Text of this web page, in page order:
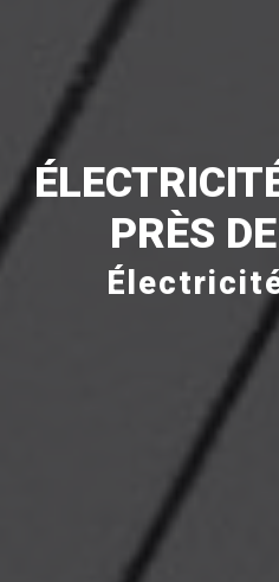
PRÈS